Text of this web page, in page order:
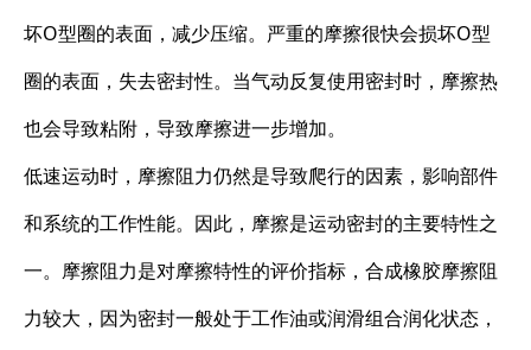
坏O型圈的表面，减少压缩。严重的摩擦很快会损坏O型
圈的表面，失去密封性。当气动反复使用密封时，摩擦热
也会导致粘附，导致摩擦进一步增加。
低速运动时，摩擦阻力仍然是导致爬行的因素，影响部件
和系统的工作性能。因此，摩擦是运动密封的主要特性之
一。摩擦阻力是对摩擦特性的评价指标，合成橡胶摩擦阻
力较大，因为密封一般处于工作油或润滑组合润化状态，